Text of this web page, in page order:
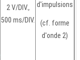
2 V/DIV.,
500 ms/DIV.
d'impulsions
(cf. forme
d'onde 2)